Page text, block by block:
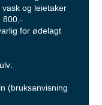
og leietaker
800,-
for ødelagt
(bruksanvisning